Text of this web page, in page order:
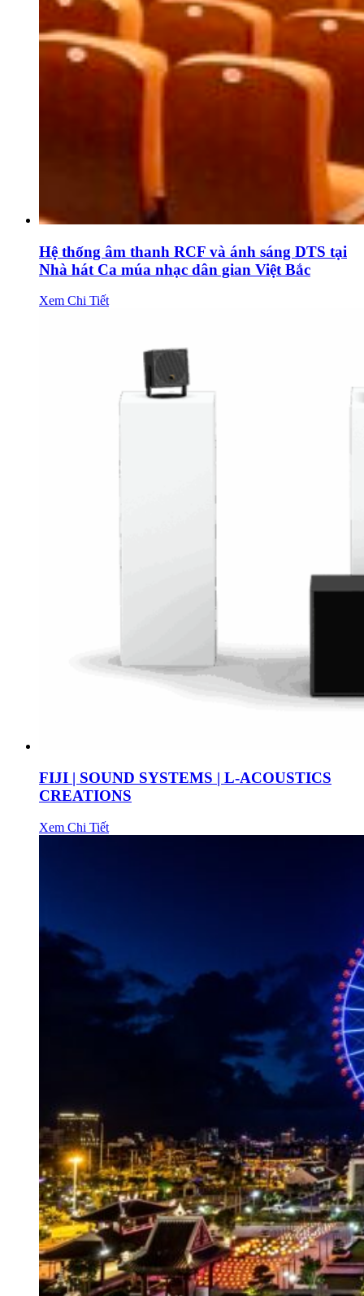
Hệ thống âm thanh RCF và ánh sáng DTS tại
Nhà hát Ca múa nhạc dân gian Việt Bắc
Xem Chi Tiết
FIJI | SOUND SYSTEMS | L-ACOUSTICS
CREATIONS
Xem Chi Tiết